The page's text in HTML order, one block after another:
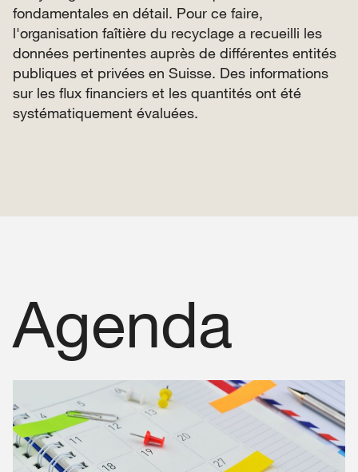
fondamentales en détail. Pour ce faire,
l'organisation faîtière du recyclage a recueilli les
données pertinentes auprès de différentes entités
publiques et privées en Suisse. Des informations
sur les flux financiers et les quantités ont été
systématiquement évaluées.
Agenda